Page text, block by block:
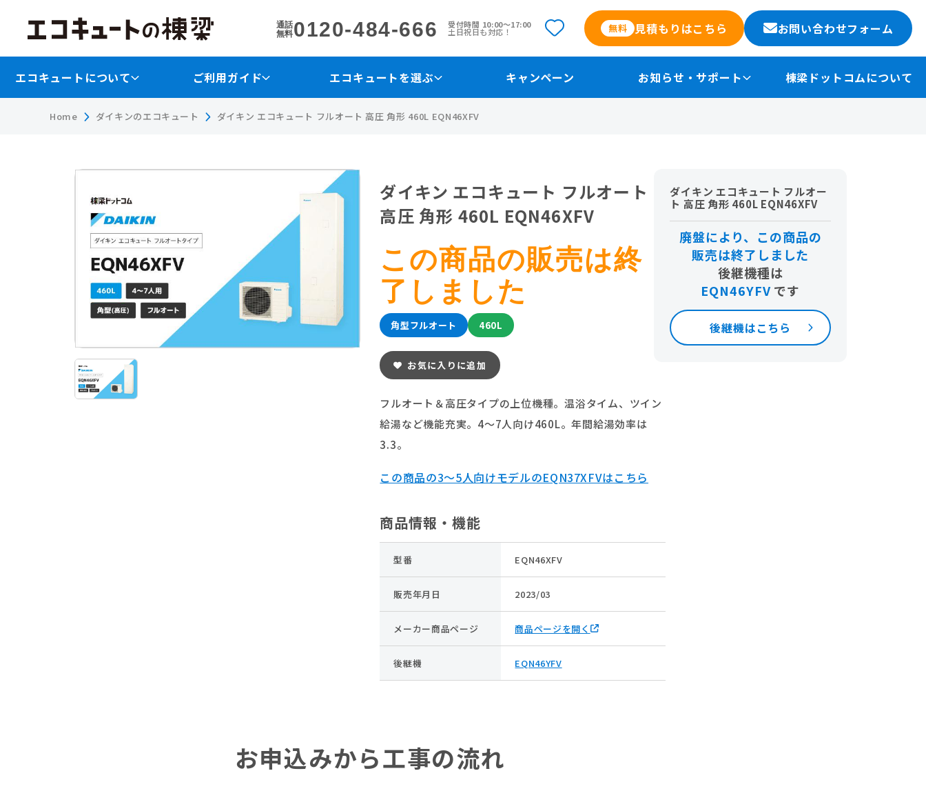
通話
無料0120-484-666 受付時間 10:00〜17:00
土日祝日も対応！ 無料 見積もりはこちら お問い合わせフォーム
エコキュートについて ご利用ガイド エコキュートを選ぶ キャンペーン お知らせ・サポート 棟梁ドットコムについて
Home ダイキンのエコキュート ダイキン エコキュート フルオート 高圧 角形 460L EQN46XFV
ダイキン エコキュート フルオート
高圧 角形 460L EQN46XFV
この商品の販売は終
了しました
角型フルオート 460L
お気に入りに追加
フルオート＆高圧タイプの上位機種。温浴タイム、ツイン
給湯など機能充実。4～7人向け460L。年間給湯効率は
3.3。
この商品の3～5人向けモデルのEQN37XFVはこちら
商品情報・機能
型番 EQN46XFV
販売年月日 2023/03
メーカー商品ページ 商品ページを開く
後継機 EQN46YFV
お申込みから工事の流れ
ダイキン エコキュート フルオー
ト 高圧 角形 460L EQN46XFV
廃盤により、この商品の
販売は終了しました
後継機種は
EQN46YFV です
後継機はこちら